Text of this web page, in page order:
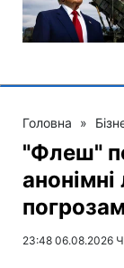
Головна »
"Флеш"
анонімні
23:48 06.08.2026